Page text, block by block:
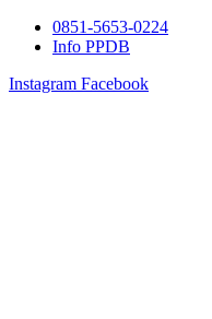
0851-5653-0224
Info PPDB
Instagram Facebook